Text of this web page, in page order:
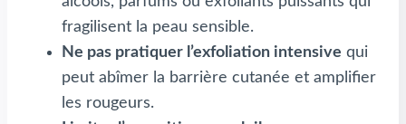
fragilisent la peau sensible.
Ne pas pratiquer l’exfoliation intensive qui
peut abîmer la barrière cutanée et amplifier
les rougeurs.